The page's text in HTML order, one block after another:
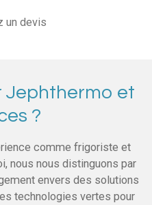
un devis
Jephthermo et
?
comme frigoriste et
nous nous distinguons par
envers des solutions
technologies vertes pour